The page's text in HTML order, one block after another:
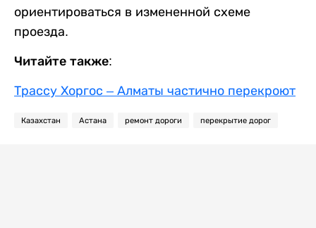
ориентироваться в измененной схеме
проезда.
Читайте также:
Трассу Хоргос – Алматы частично перекроют
Казахстан Астана ремонт дороги перекрытие дорог